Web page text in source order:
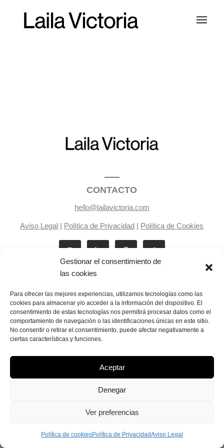
Gestionar el consentimiento de
las cookies
Para ofrecer las mejores experiencias, utilizamos tecnologías como las
cookies para almacenar y/o acceder a la información del dispositivo. El
consentimiento de estas tecnologías nos permitirá procesar datos como el
comportamiento de navegación o las identificaciones únicas en este sitio.
No consentir o retirar el consentimiento, puede afectar negativamente a
ciertas características y funciones.
Aceptar
Denegar
Ver preferencias
Política de cookiesPolítica de PrivacidadAviso Legal
CONTACTO
hello@lailavictoria.com
Aviso Legal | Política de Privacidad | Política de Cookies
Laila Victoria © copyright 2025